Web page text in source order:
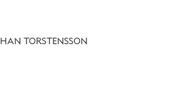
TORSTENSSON